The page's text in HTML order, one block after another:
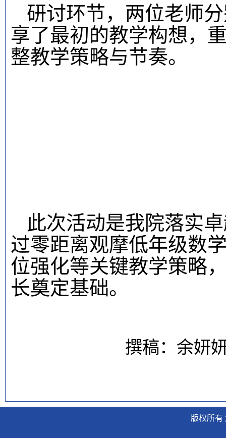
研讨环节，两位老师
享了最初的教学构想，
整教学策略与节奏。
此次活动是我院落实
过零距离观摩低年级数
位强化等关键教学策略
长奠定基础。
撰稿：余妍
版权所有